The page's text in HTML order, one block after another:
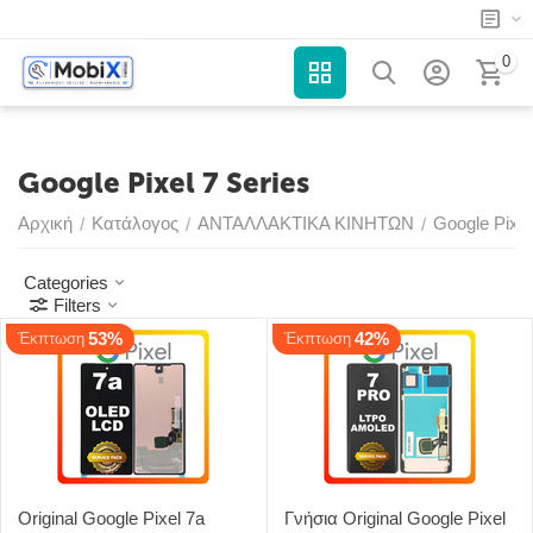
0
Google Pixel 7 Series
Αρχική / Κατάλογος / ΑΝΤΑΛΛΑΚΤΙΚΑ ΚΙΝΗΤΩΝ / Google Pixel
Categories
Filters
Έκπτωση 53%
Original Google Pixel 7a
Έκπτωση 42%
Γνήσια Original Google Pixel